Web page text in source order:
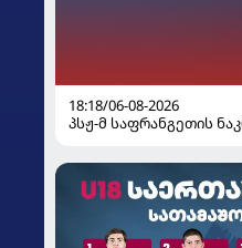
18:18/06-08-2026
პსჟ-მ საფრანგეთის